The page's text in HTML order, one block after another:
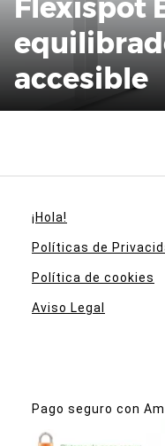
Flexispot
accesible
¡Hola!
Políticas de
Política de cookies
Aviso Legal
Pago seguro con